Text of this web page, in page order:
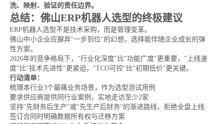
洗、映射、验证的责任边界。
总结：佛山ERP机器人选型的终极建议
ERP机器人选型不是技术采购，而是管理变革。
佛山中小企业应摒弃"一步到位"的幻想，选择能伴随企业成长的弹
性方案。
2026年的竞争格局下，"行业化深度"比"功能广度"更重要，"上线速
度"比"技术先进性"更紧迫，"TCO可控"比"初期低价"更关键。
行动清单：
梳理本行业3个最痛业务场景，作为选型测试用例
要求供应商提供同行业案例，实地走访至少2家
坚持"先财务后生产"或"先生产后财务"的渐进路线，拒绝全盘上线
签订合同时明确数据所有权与迁移方案